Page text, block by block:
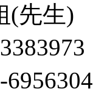
(先生)
6956304